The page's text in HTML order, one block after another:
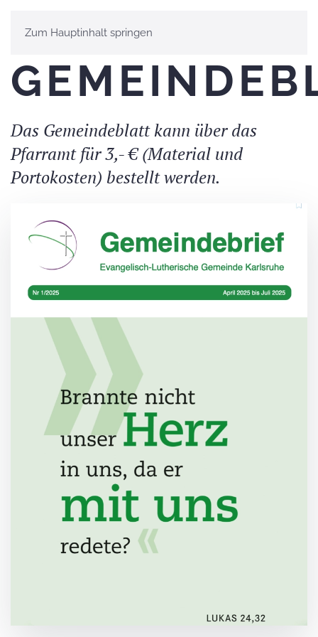
Zum Hauptinhalt springen
Das Gemeindeblatt kann über das
Pfarramt für 3,- € (Material und
Portokosten) bestellt werden.